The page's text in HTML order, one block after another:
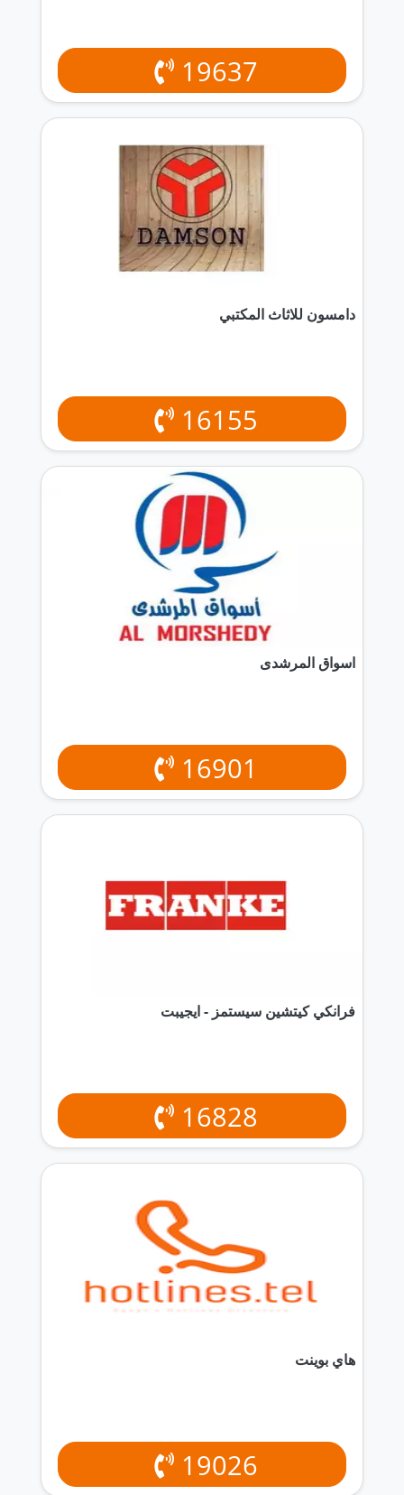
19637
دامسون للاثاث المكتبي
16155
اسواق المرشدى
16901
فرانكي كيتشين سيستمز - ايجيبت
16828
هاي بوينت
19026